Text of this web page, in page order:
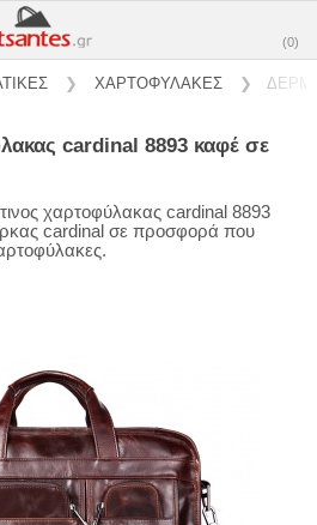
(0)
❯ ΧΑΡΤΟΦΥΛΑΚΕΣ ❯
χαρτοφύλακας cardinal 8893
cardinal σε προσφορά που